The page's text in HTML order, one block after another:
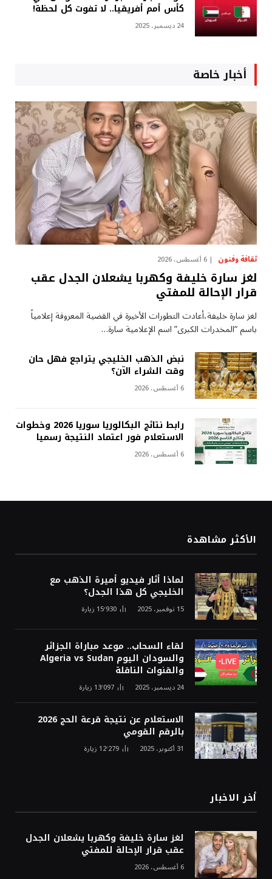
كأس أمم أفريقيا.. لا تفوت كل لحظة!
24 ديسمبر، 2025
أخبار خاصة
ثقافة وفنون 6 أغسطس، 2026
لغز سارة خليفة وكهربا يشعلان الجدل عقب
قرار الإحالة للمفتي
لغز سارة خليفة،أعادت التطورات الأخيرة في القضية المعروفة إعلامياً
باسم “المخدرات الكبرى” اسم الإعلامية سارة…
نبض الذهب الخليجي يتراجع فهل حان
وقت الشراء الآن؟
6 أغسطس، 2026
رابط نتائج البكالوريا سوريا 2026 وخطوات
الاستعلام فور اعتماد النتيجة رسميا
6 أغسطس، 2026
الأكثر مشاهدة
لماذا أثار فيديو أميرة الذهب مع
الخليجي كل هذا الجدل؟
15 نوفمبر، 2025 15٬930 زيارة
لقاء السحاب.. موعد مباراة الجزائر
والسودان اليوم Algeria vs Sudan
والقنوات الناقلة
24 ديسمبر، 2025 13٬097 زيارة
الاستعلام عن نتيجة قرعة الحج 2026
بالرقم القومي
31 أكتوبر، 2025 12٬279 زيارة
أخر الاخبار
لغز سارة خليفة وكهربا يشعلان الجدل
عقب قرار الإحالة للمفتي
6 أغسطس، 2026